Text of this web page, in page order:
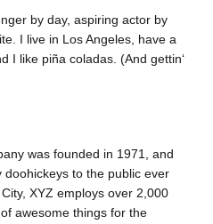
by day, aspiring actor by
I live in Los Angeles, have a
I like piña coladas. (And gettin‘
was founded in 1971, and
to the public ever
XYZ employs over 2,000
awesome things for the